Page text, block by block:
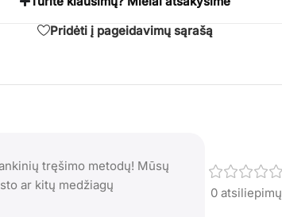
Pridėti į pageidavimų sąrašą
tręšimo metodų! Mūsų
ar kitų medžiagų
0 atsiliepimų